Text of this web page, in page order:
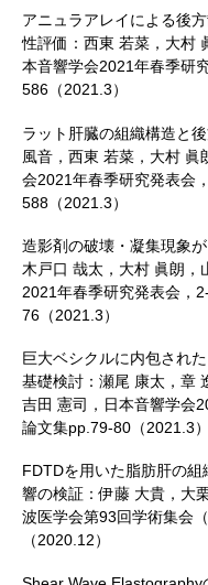
アニュラアレイによる後
性評価：西東 若菜，大村
本音響学会2021年春季研
586（2021.3）
ラット肝臓の組織構造と
風音，西東 若菜，大村 眞
会2021年春季研究発表会
588（2021.3）
造影剤の破壊・凝集現象
木戸口 哉太，大村 眞朗，
2021年春季研究発表会，
76（2021.3）
巨大ベシクルに内包され
基礎検討：瀬尾 康太，章
吉田 憲司，日本音響学会
論文集pp.79-80（2021.3）
FDTDを用いた脂肪肝の
響の検証：伊藤 大貴，大
波医学会第93回学術集会
（2020.12）